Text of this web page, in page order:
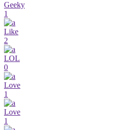
Geeky
1
Like
2
LOL
0
Love
1
Love
1